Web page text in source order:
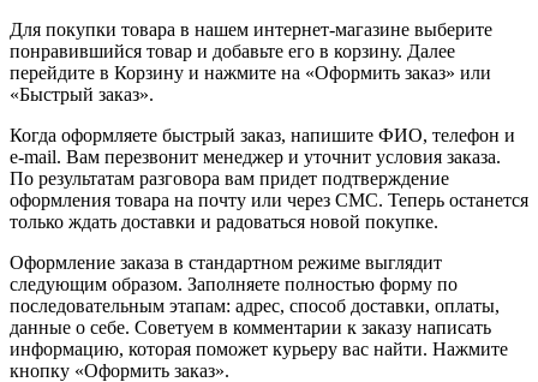
Для покупки товара в нашем интернет-магазине выберите
понравившийся товар и добавьте его в корзину. Далее
перейдите в Корзину и нажмите на «Оформить заказ» или
«Быстрый заказ».
Когда оформляете быстрый заказ, напишите ФИО, телефон и
e-mail. Вам перезвонит менеджер и уточнит условия заказа.
По результатам разговора вам придет подтверждение
оформления товара на почту или через СМС. Теперь останется
только ждать доставки и радоваться новой покупке.
Оформление заказа в стандартном режиме выглядит
следующим образом. Заполняете полностью форму по
последовательным этапам: адрес, способ доставки, оплаты,
данные о себе. Советуем в комментарии к заказу написать
информацию, которая поможет курьеру вас найти. Нажмите
кнопку «Оформить заказ».